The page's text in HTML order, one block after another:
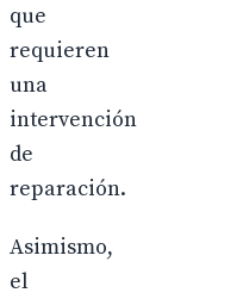
que
requieren
una
intervención
de
reparación.
Asimismo,
el